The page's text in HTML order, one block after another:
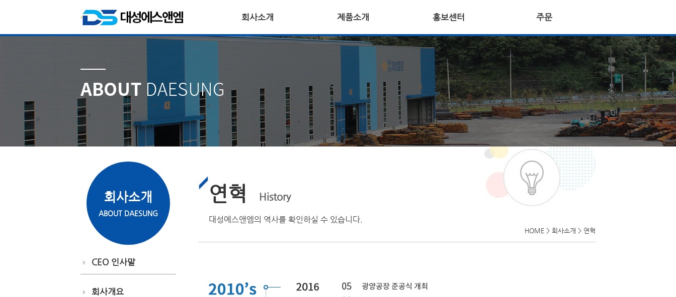
회사소개 제품소개 홍보센터 주문
회사소개
ABOUT DAESUNG
CEO 인사말
회사개요
연혁 History
대성에스앤엠의 역사를 확인하실 수 있습니다.
HOME > 회사소개 > 연혁